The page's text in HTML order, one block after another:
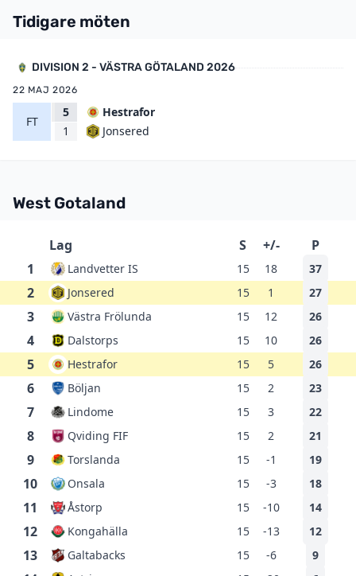
Tidigare möten
DIVISION 2 - VÄSTRA GÖTALAND 2026
22 MAJ 2026
FT
5
1
Hestrafor
Jonsered
West Gotaland
Lag S +/-
P
1
Landvetter IS 15 18 37
2 Jonsered 15 1 27
3 Västra Frölunda 15 12 26
4 Dalstorps 15 10 26
5 Hestrafor 15 5 26
6 Böljan 15 2 23
7 Lindome 15 3 22
8 Qviding FIF 15 2 21
9 Torslanda 15 -1 19
10 Onsala 15 -3 18
11 Åstorp 15 -10 14
12 Kongahälla 15 -13 12
13 Galtabacks 15 -6 9